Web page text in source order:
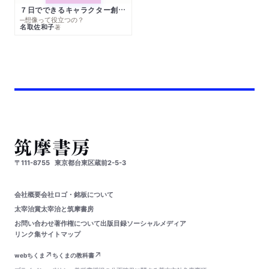
７日でできるキャラクター創作入門
─想像って役立つの？
名取佐和子著
〒111-8755 東京都台東区蔵前2-5-3
会社概要会社ロゴ・銘板について
太宰治賞太宰治と筑摩書房
お問い合わせ著作権について出版目録ソーシャルメディア
リンク集サイトマップ
webちくま
ちくまの教科書